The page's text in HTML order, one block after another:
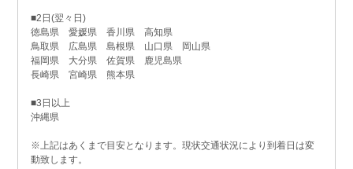
■2日(翌々日)
徳島県 愛媛県 香川県 高知県
鳥取県 広島県 島根県 山口県 岡山県
福岡県 大分県 佐賀県 鹿児島県
長崎県 宮崎県 熊本県
■3日以上
沖縄県
※上記はあくまで目安となります。現状交通状況により到着日は変
動致します。